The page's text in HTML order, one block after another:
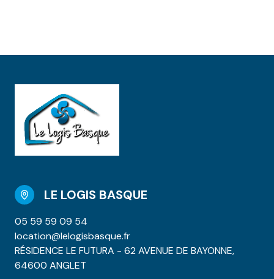
LE LOGIS BASQUE
05 59 59 09 54
location@lelogisbasque.fr
RÉSIDENCE LE FUTURA - 62 AVENUE DE BAYONNE,
64600 ANGLET